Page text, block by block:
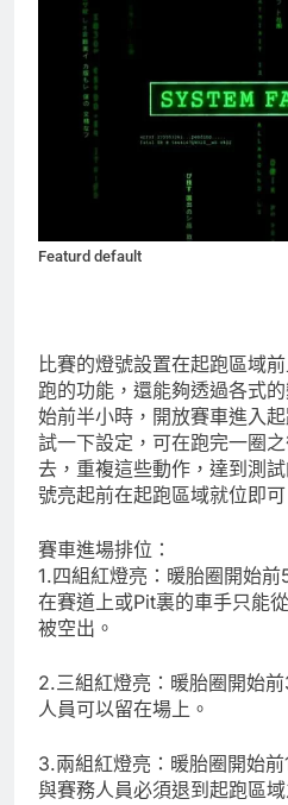
Featurd default
比賽的燈號設置在起跑區域
跑的功能，還能夠透過各式
始前半小時，開放賽車進入
試一下設定，可在跑完一圈
去，重複這些動作，達到測
號亮起前在起跑區域就位即可
賽車進場排位：
1.四組紅燈亮：暖胎圈開始
在賽道上或Pit裏的車手只能
被空出。
2.三組紅燈亮：暖胎圈開始
人員可以留在場上。
3.兩組紅燈亮：暖胎圈開始
與賽務人員必須退到起跑區域